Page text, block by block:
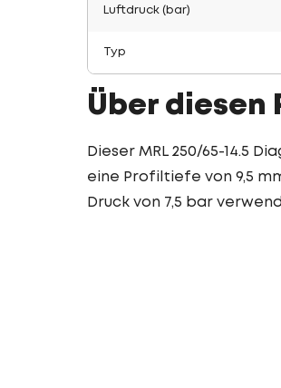
Luftdruck (bar)
Typ
Über diesen
Dieser MRL 250/65-14.5
eine Profiltiefe von 9,5
Druck von 7,5 bar